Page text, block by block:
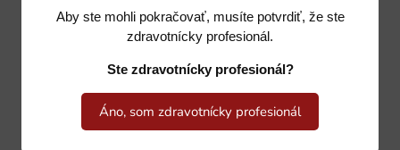
Aby ste mohli pokračovať, musíte potvrdiť, že ste
zdravotnícky profesionál.
Ste zdravotnícky profesionál?
Áno, som zdravotnícky profesionál